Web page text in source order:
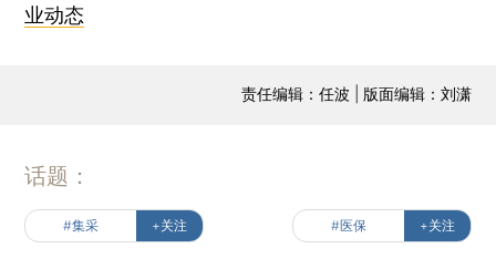
业动态
责任编辑：任波 | 版面编辑：刘潇
话题：
#集采 +关注 #医保 +关注